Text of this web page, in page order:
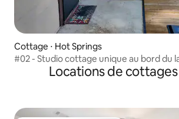
Cottage ⋅ Hot Springs
#02 - Studio cottage unique au bord du
acceptésLocations de